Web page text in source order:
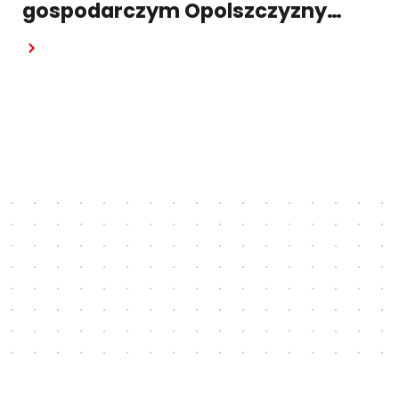
gospodarczym Opolszczyzny
w raporcie "Pulsu Biznesu"